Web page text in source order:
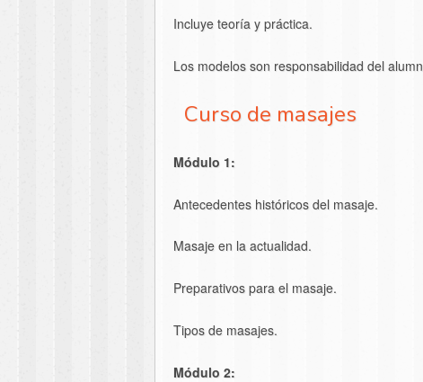
Incluye teoría y práctica.
Los modelos son responsabilidad del
Curso de masajes
Módulo 1:
Antecedentes históricos del masaje.
Masaje en la actualidad.
Preparativos para el masaje.
Tipos de masajes.
Módulo 2: